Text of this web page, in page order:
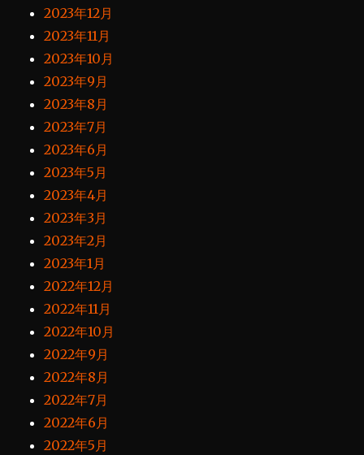
2023年12月
2023年11月
2023年10月
2023年9月
2023年8月
2023年7月
2023年6月
2023年5月
2023年4月
2023年3月
2023年2月
2023年1月
2022年12月
2022年11月
2022年10月
2022年9月
2022年8月
2022年7月
2022年6月
2022年5月